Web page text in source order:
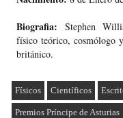
Biografia: Stephen
físico teórico, cosmólogo
británico.
Físicos Científicos
Premios Príncipe de Asturias